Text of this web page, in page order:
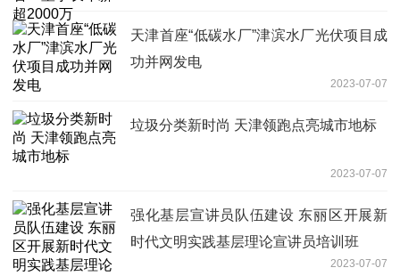
天津首座“低碳水厂”津滨水厂光伏项目成
功并网发电
2023-07-07
垃圾分类新时尚 天津领跑点亮城市地标
2023-07-07
强化基层宣讲员队伍建设 东丽区开展新
时代文明实践基层理论宣讲员培训班
2023-07-07